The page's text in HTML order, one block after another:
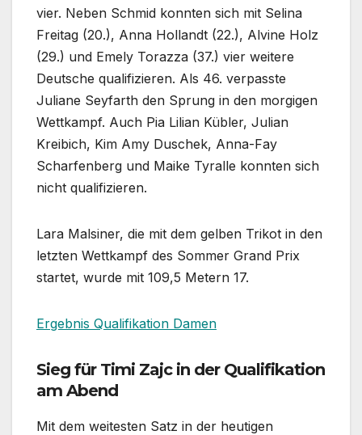
vier. Neben Schmid konnten sich mit Selina
Freitag (20.), Anna Hollandt (22.), Alvine Holz
(29.) und Emely Torazza (37.) vier weitere
Deutsche qualifizieren. Als 46. verpasste
Juliane Seyfarth den Sprung in den morgigen
Wettkampf. Auch Pia Lilian Kübler, Julian
Kreibich, Kim Amy Duschek, Anna-Fay
Scharfenberg und Maike Tyralle konnten sich
nicht qualifizieren.
Lara Malsiner, die mit dem gelben Trikot in den
letzten Wettkampf des Sommer Grand Prix
startet, wurde mit 109,5 Metern 17.
Ergebnis Qualifikation Damen
Sieg für Timi Zajc in der Qualifikation
am Abend
Mit dem weitesten Satz in der heutigen